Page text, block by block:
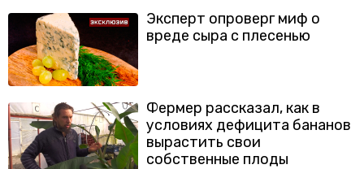
Эксперт опроверг миф о
вреде сыра с плесенью
Фермер рассказал, как в
условиях дефицита бананов
вырастить свои
собственные плоды